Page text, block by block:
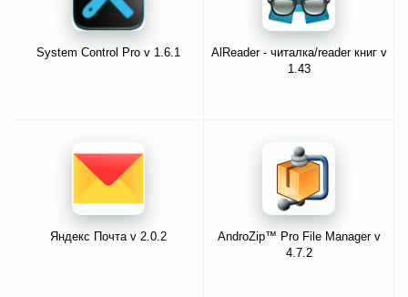
System Control Pro v 1.6.1
AlReader - читалка/reader книг v
1.43
Яндекс Почта v 2.0.2
AndroZip™ Pro File Manager v
4.7.2